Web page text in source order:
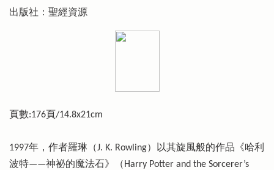
出版社：聖經資源
頁數:176頁/14.8x21cm
1997年，作者羅琳（J. K. Rowling）以其旋風般的作品《哈利
波特——神祕的魔法石》（Harry Potter and the Sorcerer’s